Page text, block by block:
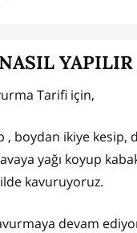
YAPILIR
Tarifi için,
, boydan ikiye kesip,
yağı koyup
kavuruyoruz.
devam